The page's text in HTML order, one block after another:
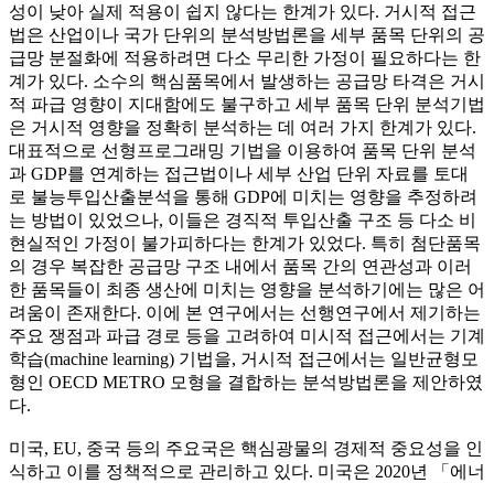
성이 낮아 실제 적용이 쉽지 않다는 한계가 있다. 거시적 접근
법은 산업이나 국가 단위의 분석방법론을 세부 품목 단위의 공
급망 분절화에 적용하려면 다소 무리한 가정이 필요하다는 한
계가 있다. 소수의 핵심품목에서 발생하는 공급망 타격은 거시
적 파급 영향이 지대함에도 불구하고 세부 품목 단위 분석기법
은 거시적 영향을 정확히 분석하는 데 여러 가지 한계가 있다.
대표적으로 선형프로그래밍 기법을 이용하여 품목 단위 분석
과 GDP를 연계하는 접근법이나 세부 산업 단위 자료를 토대
로 불능투입산출분석을 통해 GDP에 미치는 영향을 추정하려
는 방법이 있었으나, 이들은 경직적 투입산출 구조 등 다소 비
현실적인 가정이 불가피하다는 한계가 있었다. 특히 첨단품목
의 경우 복잡한 공급망 구조 내에서 품목 간의 연관성과 이러
한 품목들이 최종 생산에 미치는 영향을 분석하기에는 많은 어
려움이 존재한다. 이에 본 연구에서는 선행연구에서 제기하는
주요 쟁점과 파급 경로 등을 고려하여 미시적 접근에서는 기계
학습(machine learning) 기법을, 거시적 접근에서는 일반균형모
형인 OECD METRO 모형을 결합하는 분석방법론을 제안하였
다.
미국, EU, 중국 등의 주요국은 핵심광물의 경제적 중요성을 인
식하고 이를 정책적으로 관리하고 있다. 미국은 2020년 「에너